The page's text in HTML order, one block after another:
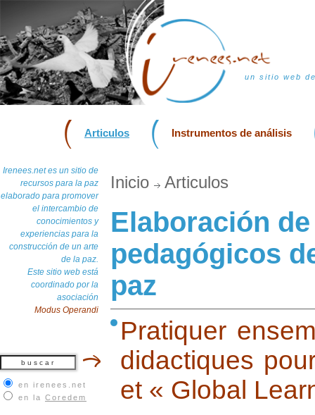
un sitio web
Articulos Instrumentos de análisis
Irenees.net es un sitio de
recursos para la paz
elaborado para promover
el intercambio de
conocimientos y
experiencias para la
construcción de un arte
de la paz.
Este sitio web está
coordinado por la
asociación
Modus Operandi
en irenees.net
en la Coredem
Inicio Articulos
Elaboración
pedagógicos
paz
Pratiquer
didactiques
et « Global